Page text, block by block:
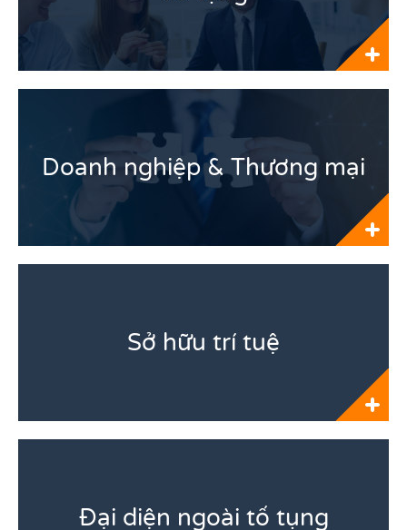
Doanh nghiệp & Thương mại
Sở hữu trí tuệ
Đại diện ngoài tố tụng